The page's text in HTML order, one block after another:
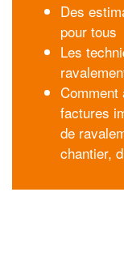
Des
pour tous
Les
Comment
factures
de
chantier,